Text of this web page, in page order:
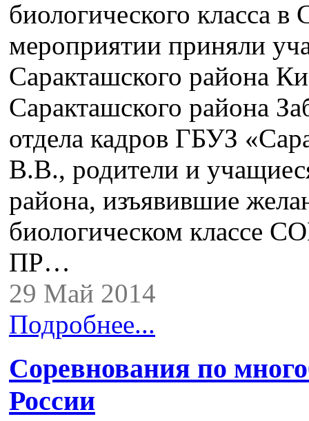
биологического
мероприятии приняли
Саракташского района
Саракташского района
отдела кадров ГБУЗ
В.В., родители и
района, изъявившие
биологическом классе
ПР…
29 Май 2014
Подробнее...
Cоревнования по
России